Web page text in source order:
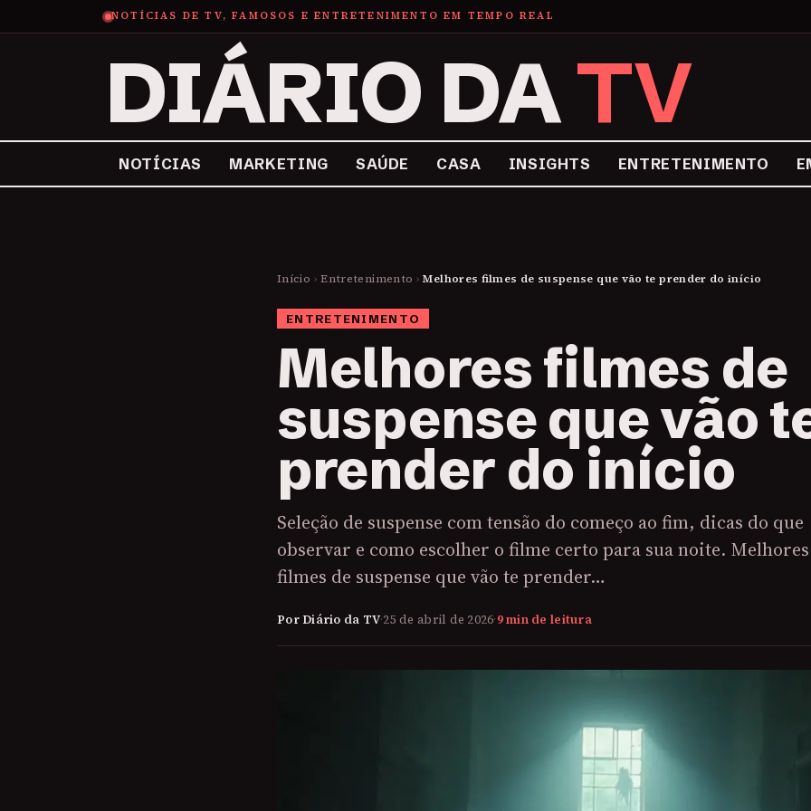
NOTÍCIAS DE TV, FAMOSOS E ENTRETENIMENTO EM TEMPO REAL
DIÁRIO DATV
NOTÍCIAS MARKETING SAÚDE CASA INSIGHTS ENTRETENIMENTO
Início › Entretenimento › Melhores filmes de suspense que vão te prender do início
ENTRETENIMENTO
Melhores filmes de
suspense que vão
prender do início
Seleção de suspense com tensão do começo ao fim, dicas do que
observar e como escolher o filme certo para sua noite. Melhores
filmes de suspense que vão te prender…
Por Diário da TV·25 de abril de 2026·9 min de leitura